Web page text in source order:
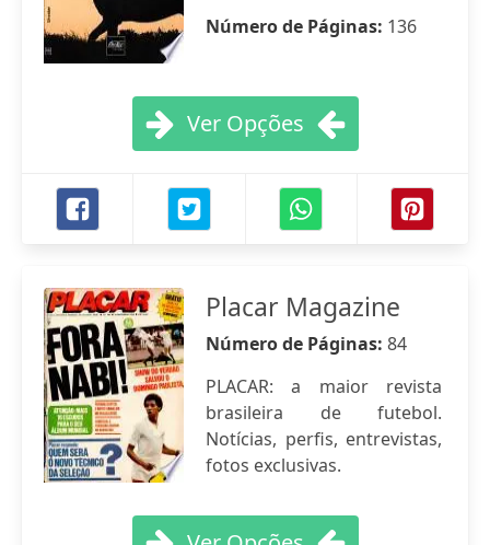
Número de Páginas: 136
Ver Opções
Placar Magazine
Número de Páginas: 84
PLACAR: a maior revista
brasileira de futebol.
Notícias, perfis, entrevistas,
fotos exclusivas.